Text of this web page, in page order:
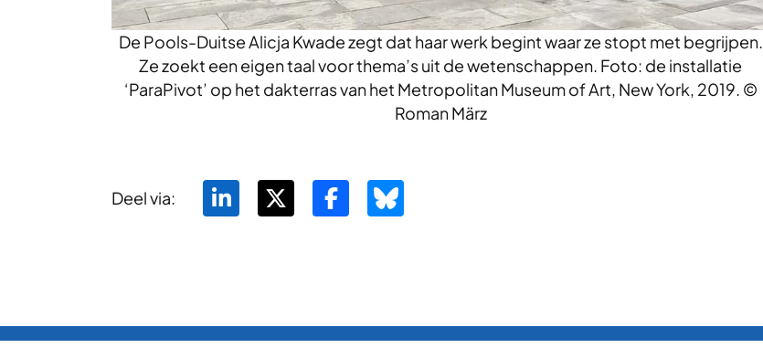
De Pools-Duitse Alicja Kwade zegt dat haar werk begint waar ze stopt met begrijpen.
Ze zoekt een eigen taal voor thema’s uit de wetenschappen. Foto: de installatie
‘ParaPivot’ op het dakterras van het Metropolitan Museum of Art, New York, 2019. ©
Roman März
Deel via: